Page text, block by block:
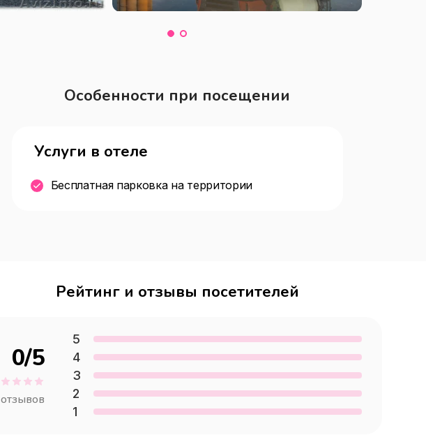
Особенности при посещении
Услуги в отеле
Бесплатная парковка на территории
Рейтинг и отзывы посетителей
0/5
отзывов
5
4
3
2
1